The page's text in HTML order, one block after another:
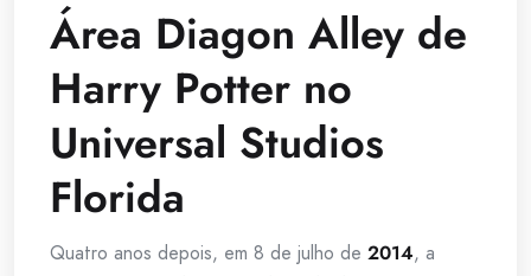
Área Diagon Alley de
Harry Potter no
Universal Studios
Florida
Quatro anos depois, em 8 de julho de 2014, a